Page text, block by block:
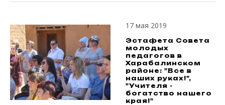
17 мая 2019
Эстафета Совета
молодых
педагогов в
Харабалинском
районе: "Все в
наших руках!",
"Учителя -
богатство нашего
края!"